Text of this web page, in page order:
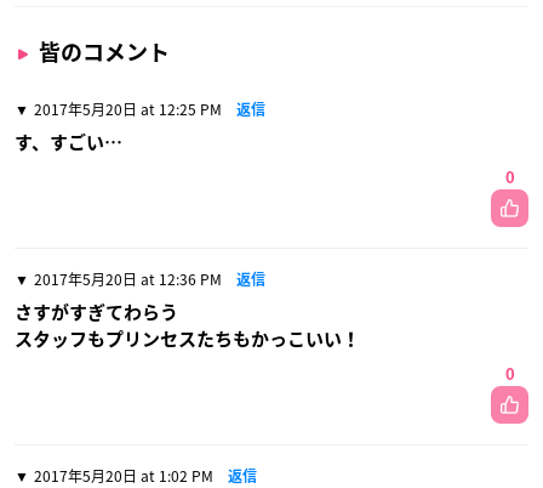
皆のコメント
2017年5月20日 at 12:25 PM 返信
す、すごい…
0
2017年5月20日 at 12:36 PM 返信
さすがすぎてわらう
スタッフもプリンセスたちもかっこいい！
0
2017年5月20日 at 1:02 PM 返信